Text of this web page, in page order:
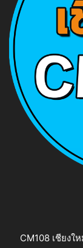
CM108 เชียงใ